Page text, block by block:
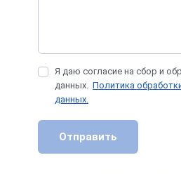
Я даю согласие на сбор и
данных. Политика
данных.
Отправить